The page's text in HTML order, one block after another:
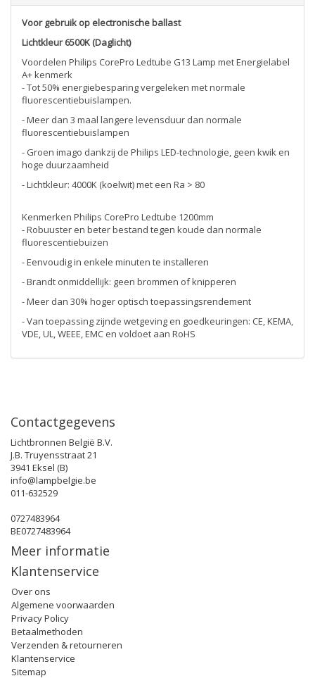
Voor gebruik op electronische ballast
Lichtkleur 6500K (Daglicht)
Voordelen Philips CorePro Ledtube G13 Lamp met Energielabel
A+ kenmerk
- Tot 50% energiebesparing vergeleken met normale
fluorescentiebuislampen.
- Meer dan 3 maal langere levensduur dan normale
fluorescentiebuislampen
- Groen imago dankzij de Philips LED-technologie, geen kwik en
hoge duurzaamheid
- Lichtkleur: 4000K (koelwit) met een Ra > 80
Kenmerken Philips CorePro Ledtube 1200mm
- Robuuster en beter bestand tegen koude dan normale
fluorescentiebuizen
- Eenvoudig in enkele minuten te installeren
- Brandt onmiddellijk: geen brommen of knipperen
- Meer dan 30% hoger optisch toepassingsrendement
- Van toepassing zijnde wetgeving en goedkeuringen: CE, KEMA,
VDE, UL, WEEE, EMC en voldoet aan RoHS
Contactgegevens
Lichtbronnen België B.V.
J.B. Truyensstraat 21
3941 Eksel (B)
info@lampbelgie.be
011-632529
0727483964
BE0727483964
Meer informatie
Klantenservice
Over ons
Algemene voorwaarden
Privacy Policy
Betaalmethoden
Verzenden & retourneren
Klantenservice
Sitemap